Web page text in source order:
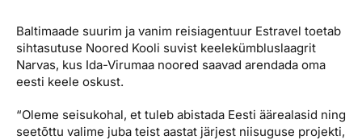
Airalo eSIM
Reisija meelespea
Platinum Club
Püsisoodustused
Boonuspunktid
Ettevõttest, kontaktid, reisikonsultandi teenus, tule
tööle, uudised...
Kontaktid
Baltimaade suurim ja vanim reisiagentuur Estravel toetab
sihtasutuse Noored Kooli suvist keelekümbluslaagrit
Narvas, kus Ida-Virumaa noored saavad arendada oma
eesti keele oskust.
“Oleme seisukohal, et tuleb abistada Eesti äärealasid ning
seetõttu valime juba teist aastat järjest niisuguse projekti,